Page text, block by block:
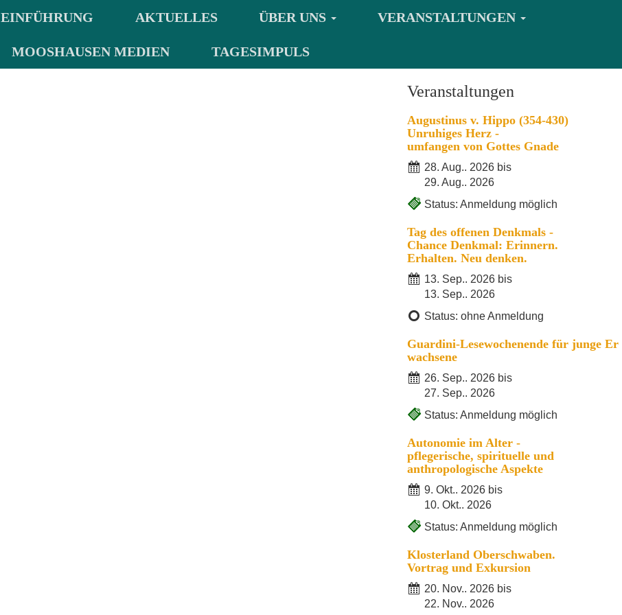
EINFÜHRUNG AKTUELLES ÜBER UNS VERANSTALTUNGEN
MOOSHAUSEN MEDIEN TAGESIMPULS
Veranstaltungen
Augustinus v. Hippo (354-430)
Unruhiges Herz -
umfangen von Gottes Gnade
28. Aug.. 2026 bis
29. Aug.. 2026
Status: Anmeldung möglich
Tag des offenen Denkmals -
Chance Denkmal: Erinnern.
Erhalten. Neu denken.
13. Sep.. 2026 bis
13. Sep.. 2026
Status: ohne Anmeldung
Guardini-Lesewochenende für junge Er
wachsene
26. Sep.. 2026 bis
27. Sep.. 2026
Status: Anmeldung möglich
Autonomie im Alter -
pflegerische, spirituelle und
anthropologische Aspekte
9. Okt.. 2026 bis
10. Okt.. 2026
Status: Anmeldung möglich
Klosterland Oberschwaben.
Vortrag und Exkursion
20. Nov.. 2026 bis
22. Nov.. 2026